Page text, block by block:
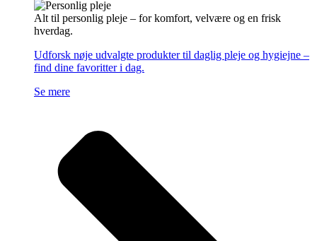
Alt til personlig pleje – for komfort, velvære og en frisk
hverdag.
Udforsk nøje udvalgte produkter til daglig pleje og hygiejne –
find dine favoritter i dag.
Se mere